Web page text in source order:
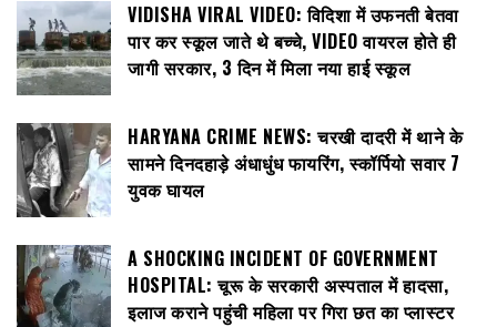
VIDISHA VIRAL VIDEO: विदिशा में उफनती बेतवा
पार कर स्कूल जाते थे बच्चे, VIDEO वायरल होते ही
जागी सरकार, 3 दिन में मिला नया हाई स्कूल
HARYANA CRIME NEWS: चरखी दादरी में थाने के
सामने दिनदहाड़े अंधाधुंध फायरिंग, स्कॉर्पियो सवार 7
युवक घायल
A SHOCKING INCIDENT OF GOVERNMENT
HOSPITAL: चूरू के सरकारी अस्पताल में हादसा,
इलाज कराने पहुंची महिला पर गिरा छत का प्लास्टर